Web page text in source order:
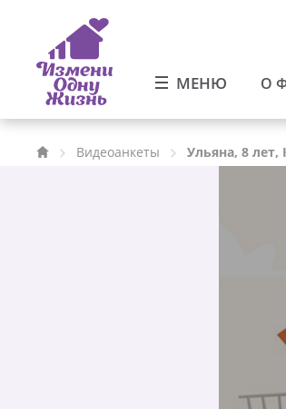
МЕНЮ О
Видеоанкеты Ульяна, 8 лет,